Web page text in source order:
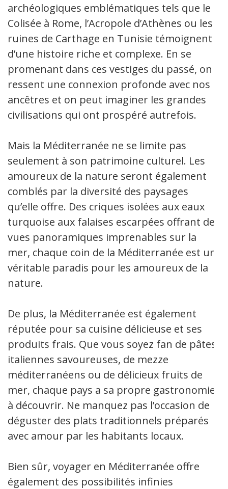
archéologiques emblématiques tels que le
Colisée à Rome, l’Acropole d’Athènes ou les
ruines de Carthage en Tunisie témoignent
d’une histoire riche et complexe. En se
promenant dans ces vestiges du passé, on
ressent une connexion profonde avec nos
ancêtres et on peut imaginer les grandes
civilisations qui ont prospéré autrefois.
Mais la Méditerranée ne se limite pas
seulement à son patrimoine culturel. Les
amoureux de la nature seront également
comblés par la diversité des paysages
qu’elle offre. Des criques isolées aux eaux
turquoise aux falaises escarpées offrant des
vues panoramiques imprenables sur la
mer, chaque coin de la Méditerranée est un
véritable paradis pour les amoureux de la
nature.
De plus, la Méditerranée est également
réputée pour sa cuisine délicieuse et ses
produits frais. Que vous soyez fan de pâtes
italiennes savoureuses, de mezze
méditerranéens ou de délicieux fruits de
mer, chaque pays a sa propre gastronomie
à découvrir. Ne manquez pas l’occasion de
déguster des plats traditionnels préparés
avec amour par les habitants locaux.
Bien sûr, voyager en Méditerranée offre
également des possibilités infinies